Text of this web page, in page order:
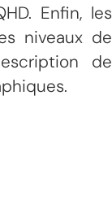
Enfin, les
niveaux de
de